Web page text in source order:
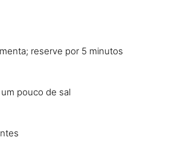
reserve por 5 minutos
pouco de sal